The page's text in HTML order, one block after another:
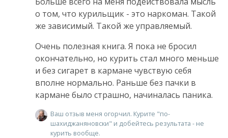
о том, что курильщик - это наркоман. Такой
же зависимый. Такой же управляемый.
Очень полезная книга. Я пока не бросил
окончательно, но курить стал много меньше
и без сигарет в кармане чувствую себя
вполне нормально. Раньше без пачки в
кармане было страшно, начиналась паника.
Ваш отзыв меня огорчил. Курите "по-
шахиджаняновски" и добейтесь результата - не
курить вообще.